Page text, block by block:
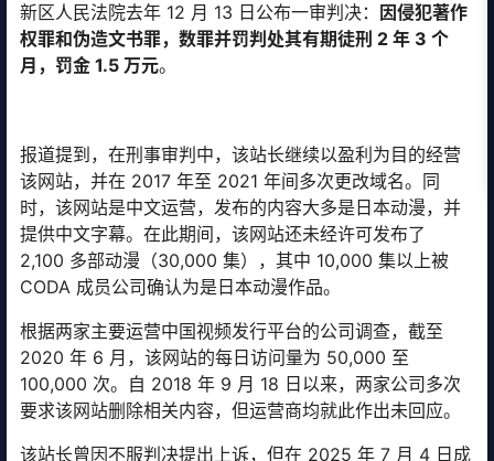
新区人民法院去年 12 月 13 日公布一审判决：
因侵犯著作
权罪和伪造文书罪，数罪并罚判处其有期徒刑 2 年 3 个
月，罚金 1.5 万元。
报道提到，在刑事审判中，该站长继续以盈利为目的经营
该网站，并在 2017 年至 2021 年间多次更改域名。同
时，该网站是中文运营，发布的内容大多是日本动漫，并
提供中文字幕。在此期间，该网站还未经许可发布了
2,100 多部动漫（30,000 集），其中 10,000 集以上被
CODA 成员公司确认为是日本动漫作品。
根据两家主要运营中国视频发行平台的公司调查，截至
2020 年 6 月，该网站的每日访问量为 50,000 至
100,000 次。自 2018 年 9 月 18 日以来，两家公司多次
要求该网站删除相关内容，但运营商均就此作出未回应。
该站长曾因不服判决提出上诉，但在 2025 年 7 月 4 日成